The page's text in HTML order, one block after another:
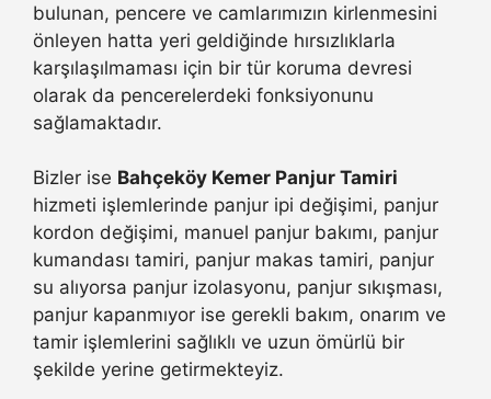
bulunan, pencere ve camlarımızın kirlenmesini
önleyen hatta yeri geldiğinde hırsızlıklarla
karşılaşılmaması için bir tür koruma devresi
olarak da pencerelerdeki fonksiyonunu
sağlamaktadır.
Bizler ise Bahçeköy Kemer Panjur Tamiri
hizmeti işlemlerinde panjur ipi değişimi, panjur
kordon değişimi, manuel panjur bakımı, panjur
kumandası tamiri, panjur makas tamiri, panjur
su alıyorsa panjur izolasyonu, panjur sıkışması,
panjur kapanmıyor ise gerekli bakım, onarım ve
tamir işlemlerini sağlıklı ve uzun ömürlü bir
şekilde yerine getirmekteyiz.